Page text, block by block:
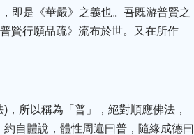
即是《華嚴》之義也。吾既游普賢之
賢行願品疏》流布於世。又在所作
，所以稱為「普」，絕對順應佛法，
自體說，體性周遍曰普，隨緣成德曰